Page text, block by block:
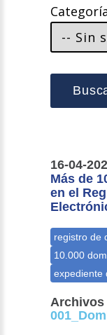
16-04-
Más de
en el
Archivos